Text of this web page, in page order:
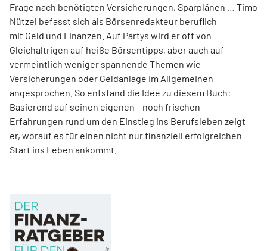
Frage nach benötigten Versicherungen, Sparplänen … Timo
Nützel befasst sich als Börsenredakteur beruflich
mit Geld und Finanzen. Auf Partys wird er oft von
Gleichaltrigen auf heiße Börsentipps, aber auch auf
vermeintlich weniger spannende Themen wie
Versicherungen oder Geldanlage im Allgemeinen
angesprochen. So entstand die Idee zu diesem Buch:
Basierend auf seinen eigenen – noch frischen –
Erfahrungen rund um den Einstieg ins Berufsleben zeigt
er, worauf es für einen nicht nur finanziell erfolgreichen
Start ins Leben ankommt.